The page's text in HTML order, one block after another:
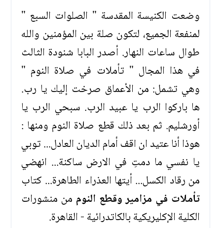
وضعت الكنيسة المقدسة " الصلوات السبع "
لمنفعة الجميع، لتكون صلة بين المؤمنين والله
طوال ساعات النهار. أصدر البابا شنودة الثالث
في هذا المجال " تأملات في صلاة النوم "
وهي تشمل: من الأعماق صرخت إليك يا رب.
ها باركوا الرب يا عبيد الرب. سبحي الرب يا
أورشليم. ثم بعد ذلك قطع صلاة النوم ومنها :
هوذا أنا عتيد ان اقف أمام الديان العادل... توبي
يا نفسي ما دمتِ في الارض ساكنة... انهضي
من رقاد الكسل... أيتها العذراء الطاهرة... كتاب
تأملات في مزامير وقطع النوم من منشورات
الكلية الإكليريكية بالكاتدرائية - القاهرة.